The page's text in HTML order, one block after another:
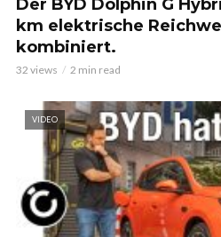
Der BYD Dolphin G
km elektrische
kombiniert.
32 views 2 min read
VIDEO